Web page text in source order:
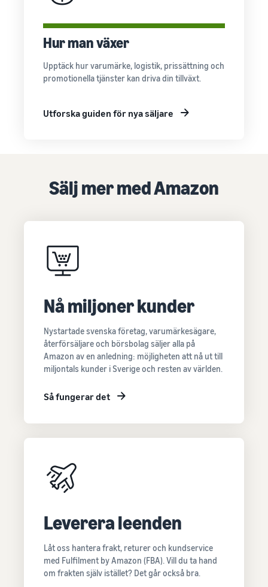
Hur man växer
Upptäck hur varumärke, logistik, prissättning och
promotionella tjänster kan driva din tillväxt.
Utforska guiden för nya säljare
Sälj mer med Amazon
Nå miljoner kunder
Nystartade svenska företag, varumärkesägare,
återförsäljare och börsbolag säljer alla på
Amazon av en anledning: möjligheten att nå ut till
miljontals kunder i Sverige och resten av världen.
Så fungerar det
Leverera leenden
Låt oss hantera frakt, returer och kundservice
med Fulfilment by Amazon (FBA). Vill du ta hand
om frakten själv istället? Det går också bra.